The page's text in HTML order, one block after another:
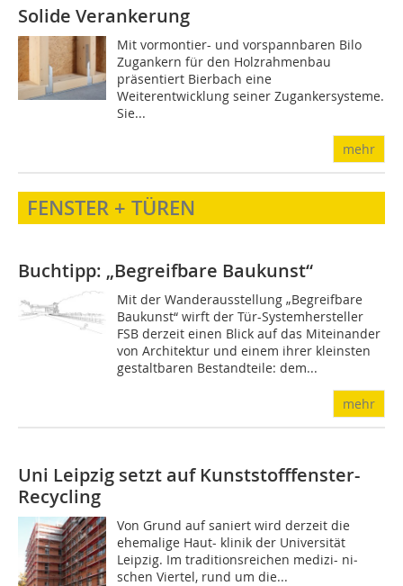
Solide Verankerung
Mit vormontier- und vorspannbaren Bilo
Zugankern für den Holzrahmenbau
präsentiert Bierbach eine
Weiterentwicklung seiner Zugankersysteme.
Sie...
mehr
FENSTER + TÜREN
Buchtipp: „Begreifbare Baukunst“
Mit der Wanderausstellung „Begreifbare
Baukunst“ wirft der Tür-Systemhersteller
FSB derzeit einen Blick auf das Miteinander
von Architektur und einem ihrer kleinsten
gestaltbaren Bestandteile: dem...
mehr
Uni Leipzig setzt auf Kunststofffenster-
Recycling
Von Grund auf saniert wird derzeit die
ehemalige Haut- klinik der Universität
Leipzig. Im traditionsreichen medizi- ni­
schen Viertel, rund um die...